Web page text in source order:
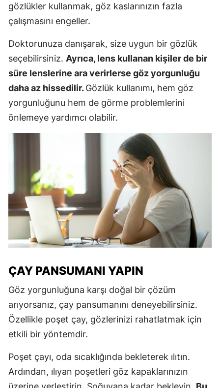
gözlükler kullanmak, göz kaslarınızın fazla
çalışmasını engeller.
Doktorunuza danışarak, size uygun bir gözlük
seçebilirsiniz. Ayrıca, lens kullanan kişiler de bir
süre lenslerine ara verirlerse göz yorgunluğu
daha az hissedilir.Gözlük kullanımı, hem göz
yorgunluğunu hem de görme problemlerini
önlemeye yardımcı olabilir.
ÇAY PANSUMANI YAPIN
Göz yorgunluğuna karşı doğal bir çözüm
arıyorsanız, çay pansumanını deneyebilirsiniz.
Özellikle poşet çay, gözlerinizi rahatlatmak için
etkili bir yöntemdir.
Poşet çayı, oda sıcaklığında bekleterek ılıtın.
Ardından, ılıyan poşetleri göz kapaklarınızın